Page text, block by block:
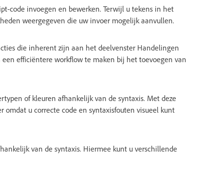
code invoegen en bewerken. Terwijl u tekens in het
weergegeven die uw invoer mogelijk aanvullen.
die inherent zijn aan het deelvenster Handelingen
efficiëntere workflow te maken bij het toevoegen van
of kleuren afhankelijk van de syntaxis. Met deze
u correcte code en syntaxisfouten visueel kunt
van de syntaxis. Hiermee kunt u verschillende